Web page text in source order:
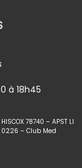
à 18h45
78740 – APST LI
0226 – Club Med